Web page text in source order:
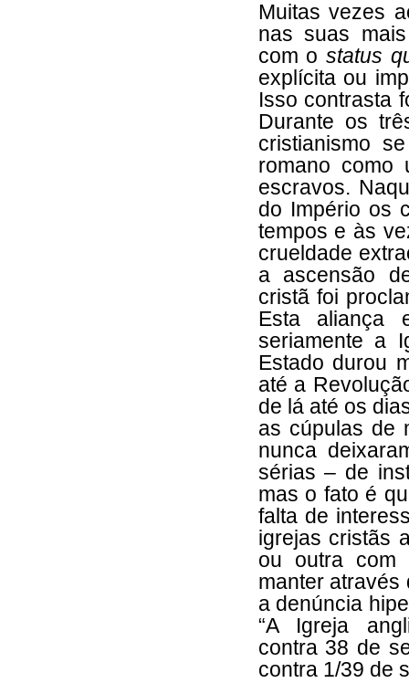
Muitas vezes
nas suas
com ostatus
explícita ou
Isso contrasta
Durante os
cristianismo
romano como
escravos.
do Império os
tempos e às
crueldade
a ascensão
cristã foi
Esta aliança
seriamente a
Estado durou
até a
de lá até os
as cúpulas de
nunca
sérias – de
mas o fato é
falta de
igrejas cristãs
ou outra
manter através
a denúncia
“A Igreja
contra 38 de
contra 1/39 de